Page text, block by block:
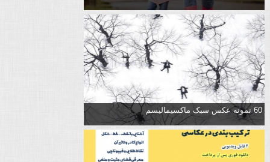
60 نمونه عکس سبک ماکسیمالیسم